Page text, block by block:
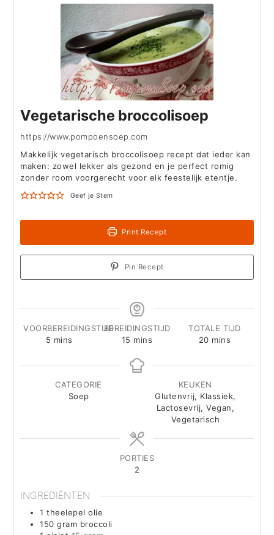
Vegetarische broccolisoep
https://www.pompoensoep.com
Makkelijk vegetarisch broccolisoep recept dat ieder kan
maken: zowel lekker als gezond en je perfect romig
zonder room voorgerecht voor elk feestelijk etentje.
Geef je Stem
Print Recept
Pin Recept
VOORBEREIDINGSTIJD
5 minutes
mins
BEREIDINGSTIJD
15 minutes
mins
TOTALE TIJD
20minutes
mins
CATEGORIE
Soep
KEUKEN
Glutenvrij, Klassiek,
Lactosevrij, Vegan,
Vegetarisch
PORTIES
2
INGREDIËNTEN
1 theelepel olie
150 gram broccoli